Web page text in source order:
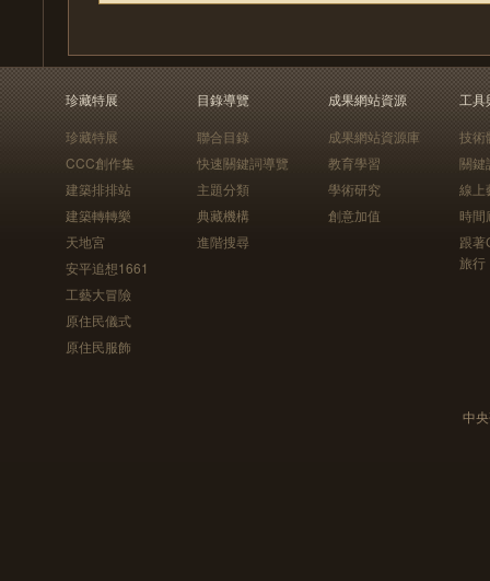
珍藏特展
珍藏特展
CCC創作集
建築排排站
建築轉轉樂
天地宮
安平追想1661
工藝大冒險
原住民儀式
原住民服飾
目錄導覽
聯合目錄
快速關鍵詞導覽
主題分類
典藏機構
進階搜尋
成果網站資源
成果網站資源庫
教育學習
學術研究
創意加值
工具
技術
關鍵
線上
時間
跟
旅行
中